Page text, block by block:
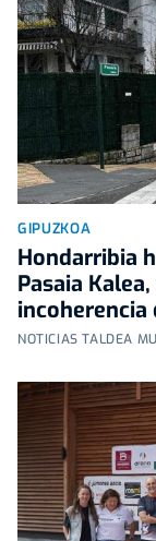
GIPUZKOA
Hondarribia
Pasaia
NOTICIAS TALDEA